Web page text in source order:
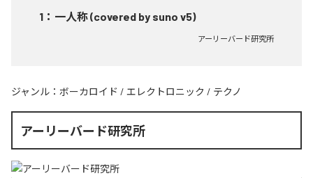
1 ： 一人称 (covered by suno v5)
アーリーバード研究所
ジャンル： ボーカロイド / エレクトロニック / テクノ
アーリーバード研究所